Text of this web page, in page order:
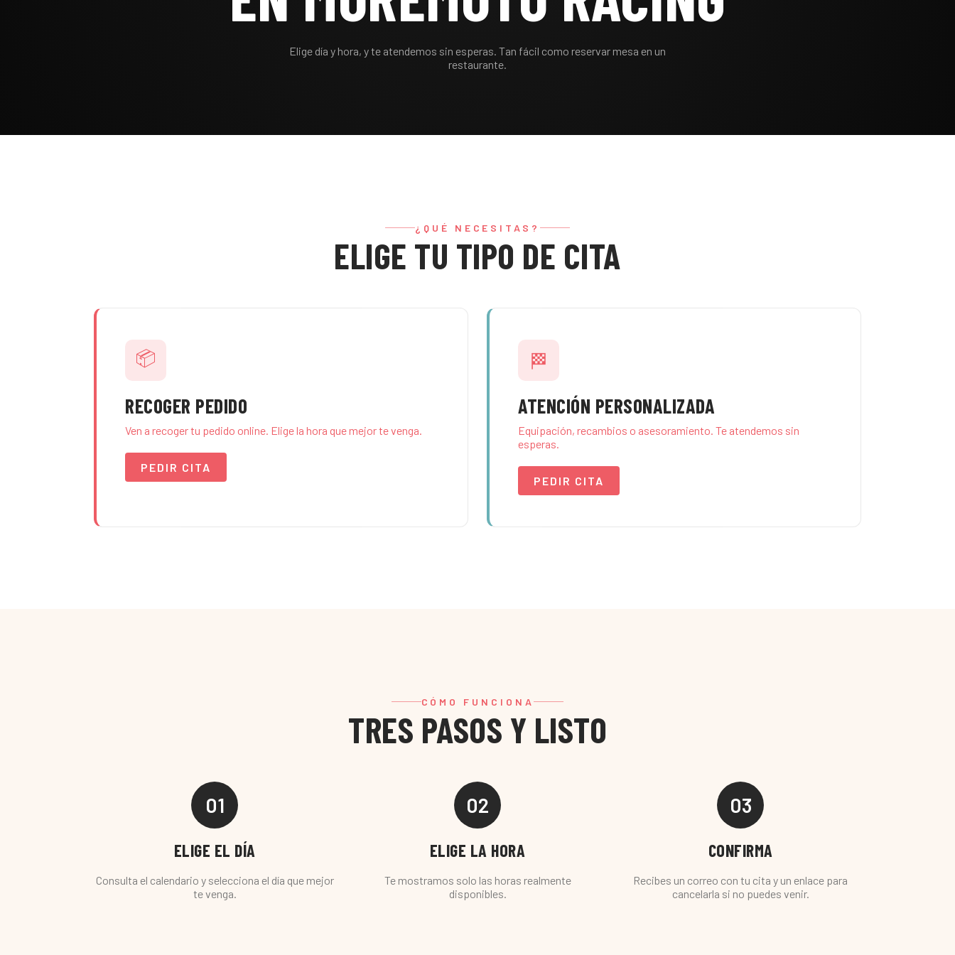
Elige día y hora, y te atendemos sin esperas. Tan fácil como reservar mesa en un
restaurante.
¿QUÉ NECESITAS?
ELIGE TU TIPO DE CITA
📦
RECOGER PEDIDO
Ven a recoger tu pedido online. Elige la hora que mejor te venga.
PEDIR CITA
🏁
ATENCIÓN PERSONALIZADA
Equipación, recambios o asesoramiento. Te atendemos sin
esperas.
PEDIR CITA
CÓMO FUNCIONA
TRES PASOS Y LISTO
01
ELIGE EL DÍA
Consulta el calendario y selecciona el día que mejor
te venga.
02
ELIGE LA HORA
Te mostramos solo las horas realmente
disponibles.
03
CONFIRMA
Recibes un correo con tu cita y un enlace para
cancelarla si no puedes venir.